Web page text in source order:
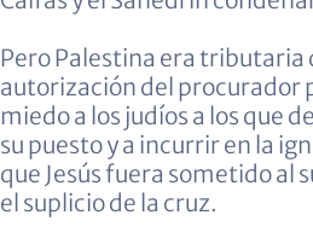
Pero Palestina era tributaria
autorización del procurador
miedo a los judíos a los que
su puesto y a incurrir en la
que Jesús fuera sometido al
el suplicio de la cruz.